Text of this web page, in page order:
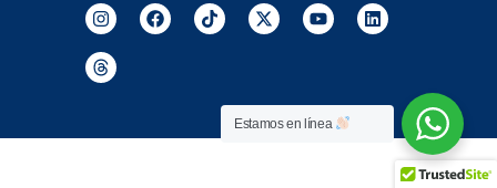
Estamos en línea